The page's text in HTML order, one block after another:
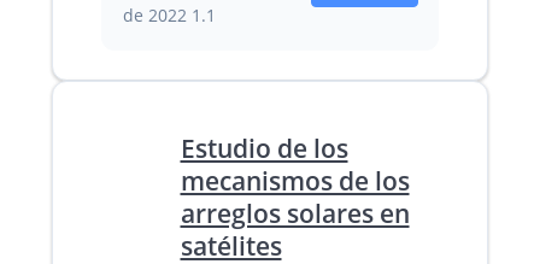
de 2022 1.1
Estudio de los
mecanismos de los
arreglos solares en
satélites